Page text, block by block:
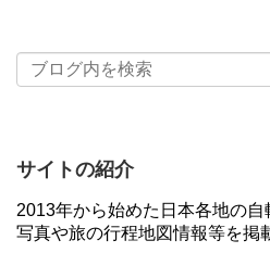
サイトの紹介
2013年から始めた日本各地の
写真や旅の行程地図情報等を掲